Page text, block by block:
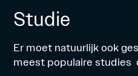
Studie
Er moet natuurlijk ook
meest populaire studies